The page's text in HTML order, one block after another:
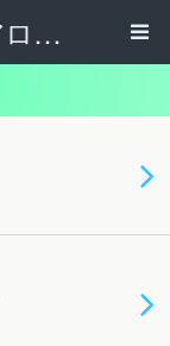
ハワイ情報サイト｜アロハタウンネット